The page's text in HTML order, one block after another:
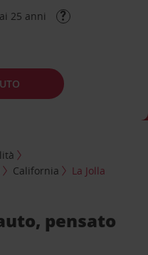
25 anni
California La Jolla
pensato